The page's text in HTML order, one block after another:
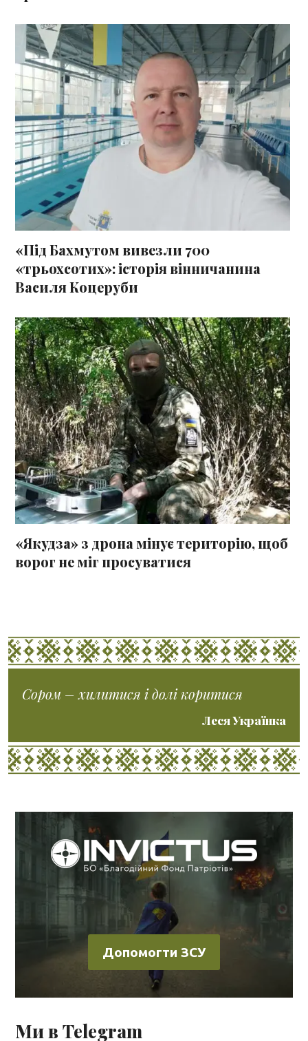
«Під Бахмутом вивезли 700
«трьохсотих»: історія вінничанина
Василя Коцеруби
«Якудза» з дрона мінує територію, щоб
ворог не міг просуватися
Сором – хилитися і долі коритися
Леся Українка
Допомогти ЗСУ
Ми в Telegram